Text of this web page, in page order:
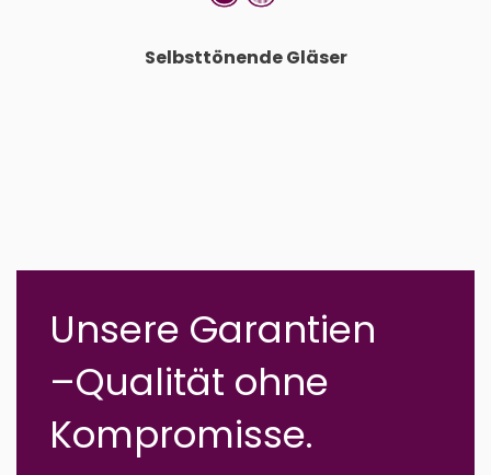
Selbsttönende Gläser
Unsere Garantien
–Qualität ohne
Kompromisse.